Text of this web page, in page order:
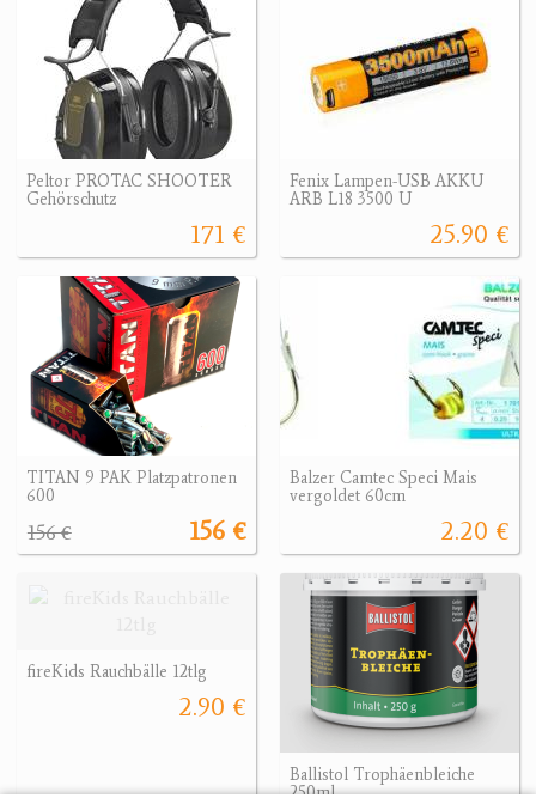
Peltor PROTAC SHOOTER
Gehörschutz
171 €
Fenix Lampen-USB AKKU
ARB L18 3500 U
25.90 €
TITAN 9 PAK Platzpatronen
600
156 €
156 €
Balzer Camtec Speci Mais
vergoldet 60cm
2.20 €
fireKids Rauchbälle 12tlg
2.90 €
Ballistol Trophäenbleiche
250ml